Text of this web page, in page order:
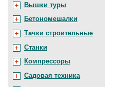
Вышки туры
Бетономешалки
Тачки строительные
Станки
Компрессоры
Садовая техника